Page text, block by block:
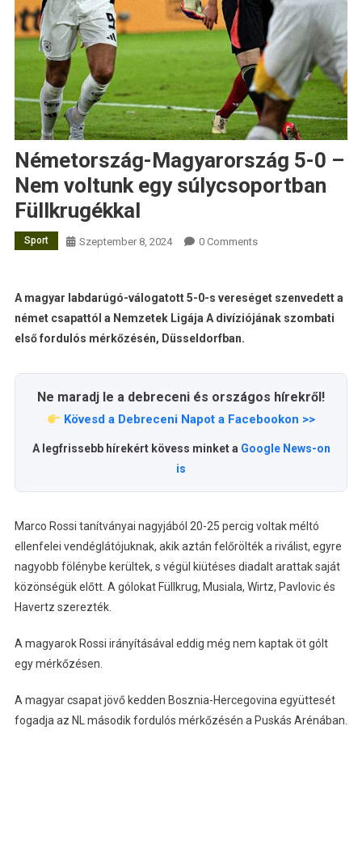
Németország-Magyarország 5-0 –
Nem voltunk egy súlycsoportban
Füllkrugékkal
Sport Szeptember 8, 2024 0 Comments
A magyar labdarúgó-válogatott 5-0-s vereséget szenvedett a
német csapattól a Nemzetek Ligája A divíziójának szombati
első fordulós mérkőzésén, Düsseldorfban.
Ne maradj le a debreceni és országos hírekről!
Kövesd a Debreceni Napot a Facebookon >>
A legfrissebb hírekért kövess minket a Google News-on
is
Marco Rossi tanítványai nagyjából 20-25 percig voltak méltó
ellenfelei vendéglátójuknak, akik aztán felőrölték a riválist, egyre
nagyobb fölénybe kerültek, s végül kiütéses diadalt arattak saját
közönségük előtt. A gólokat Füllkrug, Musiala, Wirtz, Pavlovic és
Havertz szerezték.
A magyarok Rossi irányításával eddig még nem kaptak öt gólt
egy mérkőzésen.
A magyar csapat jövő kedden Bosznia-Hercegovina együttesét
fogadja az NL második fordulós mérkőzésén a Puskás Arénában.